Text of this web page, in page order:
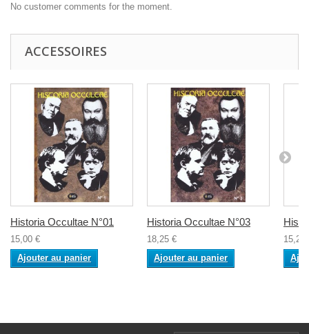
No customer comments for the moment.
ACCESSOIRES
Historia Occultae N°01
15,00 €
Ajouter au panier
Historia Occultae N°03
18,25 €
Ajouter au panier
15,20